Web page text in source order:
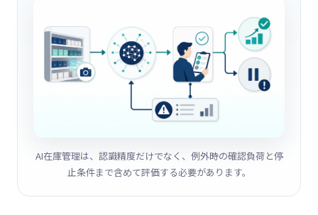
AI在庫管理は、認識精度だけでなく、例外時の確認負荷と停
止条件まで含めて評価する必要があります。